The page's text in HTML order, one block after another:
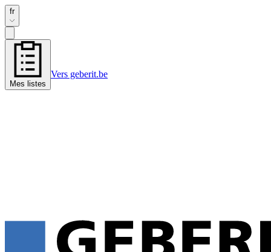
fr
Mes listes
Vers geberit.be